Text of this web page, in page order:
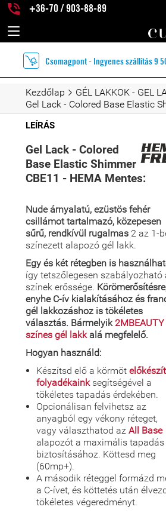
+36-70 / 903-88-89
Csomagpont - Ingyenes szállítás 9
Kezdőlap GÉL LAKKOK - GEL
Gel Lack - Colored Base Elastic
LEÍRÁS
Gel Lack - Colored
Base Elastic Shimmer
CBE11 - HEMA Mentes:
Nude árnyalatú, ezüstös fehér
csillámot tartalmazó, közepesen
sűrű, rendkívül rugalmas 2 az 1-
színezett alapozó gél lakk.
Egy és két rétegben is
így tetszőlegesen szabályozható
színek erőssége.
enyhe C-ív kialakításához és
gél lakkozáshoz is tökéletes
választás. Bármelyik 2MBEAUTY
színes gél lakkalá megfelelő.
Hogyan használd:
Készítsd elő a körmöt
folyadékainksegítségével a
tökéletes tapadás érdekében.
Opcionálisan felvihetsz az
anyagból egy vékony réteget,
vagy választhatod az All Base
alapozót a maximális tapadás
biztosításához. Köttesd meg
(60mp+).
A második réteggel formázd
a C-ívet, és köttetés után
tökéletes végeredményt.